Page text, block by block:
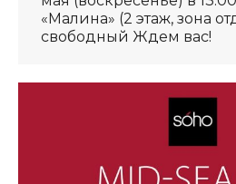
«Малина» (2 этаж, зона
свободный Ждем вас!